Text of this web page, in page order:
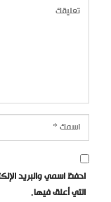
احفظ اسمي والبريد
التي أعلق فيها.